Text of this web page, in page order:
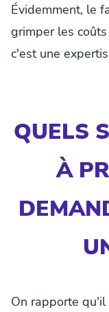
Évidemment, le
grimper les
c'est une
QUELS
À
On rapporte